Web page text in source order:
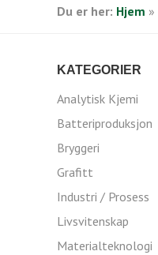
Du er her: Hjem »
KATEGORIER
Analytisk Kjemi
Batteriproduksjon
Bryggeri
Grafitt
Industri / Prosess
Livsvitenskap
Materialteknologi